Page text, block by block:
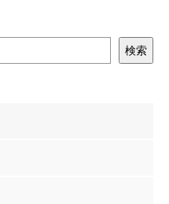
検索